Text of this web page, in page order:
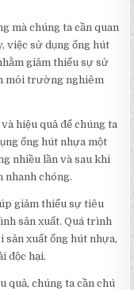
mà chúng ta cần quan
việc sử dụng ống hút
giảm thiểu sự sử
môi trường nghiêm
hiệu quả để chúng ta
ống hút nhựa một
nhiều lần và sau khi
nhanh chóng.
giảm thiểu sự tiêu
sản xuất. Quá trình
xuất ống hút nhựa,
độc hại.
quả, chúng ta cần chú